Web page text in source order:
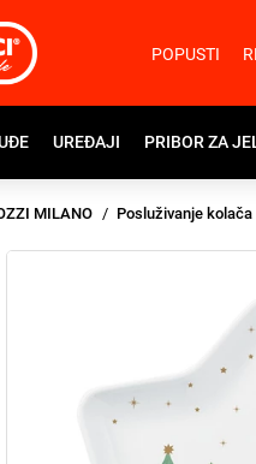
POPUSTI
UREĐAJI PRIBOR ZA
MILANO Posluživanje kolača